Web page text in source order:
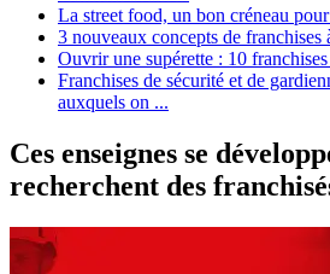
La street food, un bon créneau
3 nouveaux concepts de franchises
Ouvrir une supérette : 10
Franchises de sécurité et de
auxquels on ...
Ces enseignes se
recherchent des